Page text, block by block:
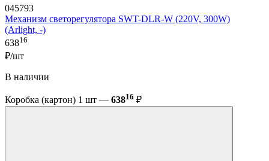
045793
Механизм светорегулятора SWT-DLR-W (220V, 300W)
(Arlight, -)
63816
₽/шт
В наличии
Коробка (картон) 1 шт — 63816 ₽